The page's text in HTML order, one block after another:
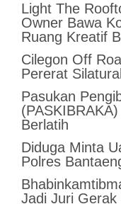
Light The
Owner Bawa
Ruang Kreatif
Cilegon Off
Pererat
Pasukan
Berlatih
Diduga Minta
Polres
Jadi Juri Gerak